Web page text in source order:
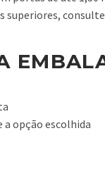
superiores,
opção escolhida